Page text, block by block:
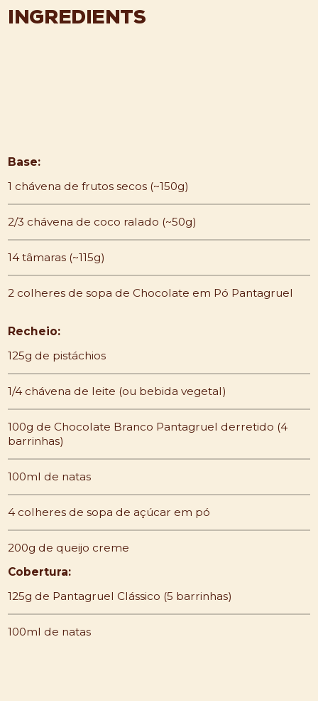
INGREDIENTS
Base:
1 chávena de frutos secos (~150g)
2/3 chávena de coco ralado (~50g)
14 tâmaras (~115g)
2 colheres de sopa de Chocolate em Pó Pantagruel
Recheio:
125g de pistáchios
1/4 chávena de leite (ou bebida vegetal)
100g de Chocolate Branco Pantagruel derretido (4
barrinhas)
100ml de natas
4 colheres de sopa de açúcar em pó
200g de queijo creme
Cobertura:
125g de Pantagruel Clássico (5 barrinhas)
100ml de natas